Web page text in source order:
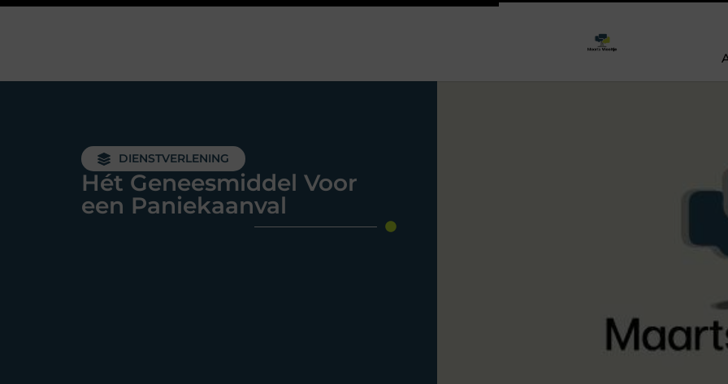
DIENSTVERLENING
Hét Geneesmiddel Voor
een Paniekaanval